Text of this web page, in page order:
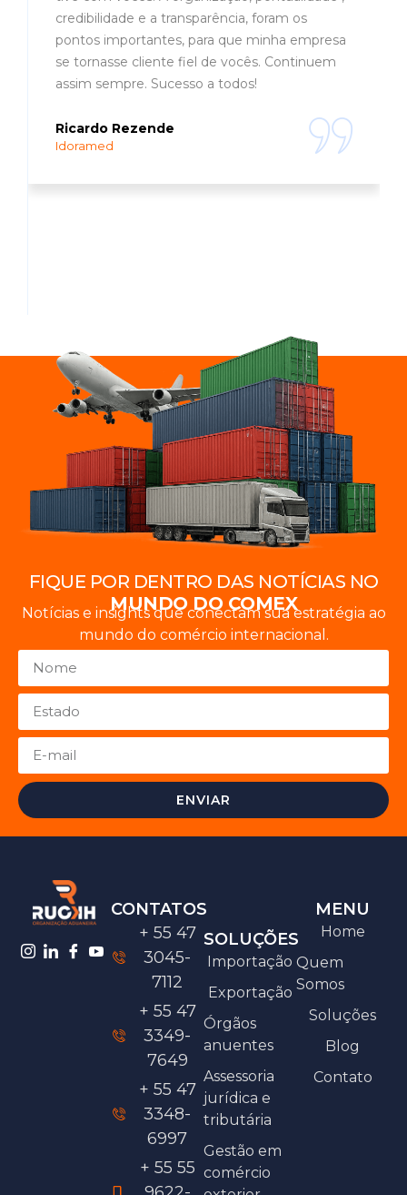
credibilidade e a transparência, foram os
pontos importantes, para que minha empresa
se tornasse cliente fiel de vocês. Continuem
assim sempre. Sucesso a todos!
Ricardo Rezende
Idoramed
FIQUE POR DENTRO DAS NOTÍCIAS NO
MUNDO DO COMEX
Notícias e insights que conectam sua estratégia ao
mundo do comércio internacional.
ENVIAR
CONTATOS
+ 55 47
3045-
7112
+ 55 47
3349-
7649
+ 55 47
3348-
6997
+ 55 55
SOLUÇÕES
Importação
Exportação
Órgãos
anuentes
Assessoria
jurídica e
tributária
Gestão em
comércio
MENU
Home
Quem
Somos
Soluções
Blog
Contato